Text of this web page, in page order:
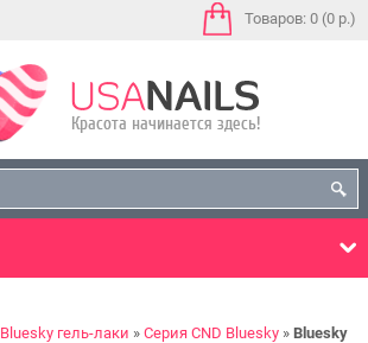
Товаров: 0 (0 р.)
Bluesky гель-лаки Серия CND Bluesky
Bluesky